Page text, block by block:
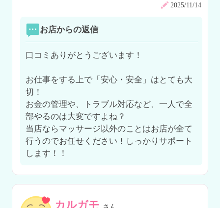
2025/11/14
お店からの返信
口コミありがとうございます！
お仕事をする上で「安心・安全」はとても大
切！
お金の管理や、トラブル対応など、一人で全
部やるのは大変ですよね？
当店ならマッサージ以外のことはお店が全て
行うのでお任せください！しっかりサポート
します！！
カルガモ さん